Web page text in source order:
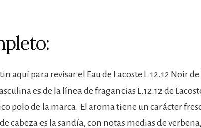
aquí para revisar el Eau de Lacoste L.12.12 Noir de
es de la línea de fragancias L.12.12 de
polo de la marca. El aroma tiene un carácter
cabeza es la sandía, con notas medias de verbena,